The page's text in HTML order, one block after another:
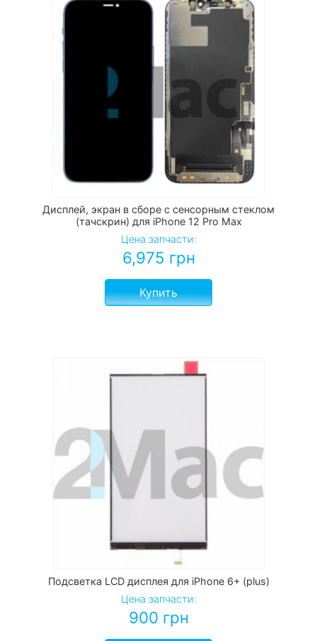
Дисплей, экран в сборе с сенсорным стеклом
(тачскрин) для iPhone 12 Pro Max
Цена запчасти:
6,975 грн
Купить
Подсветка LCD дисплея для iPhone 6+ (plus)
Цена запчасти:
900 грн